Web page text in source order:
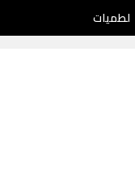
لطميات